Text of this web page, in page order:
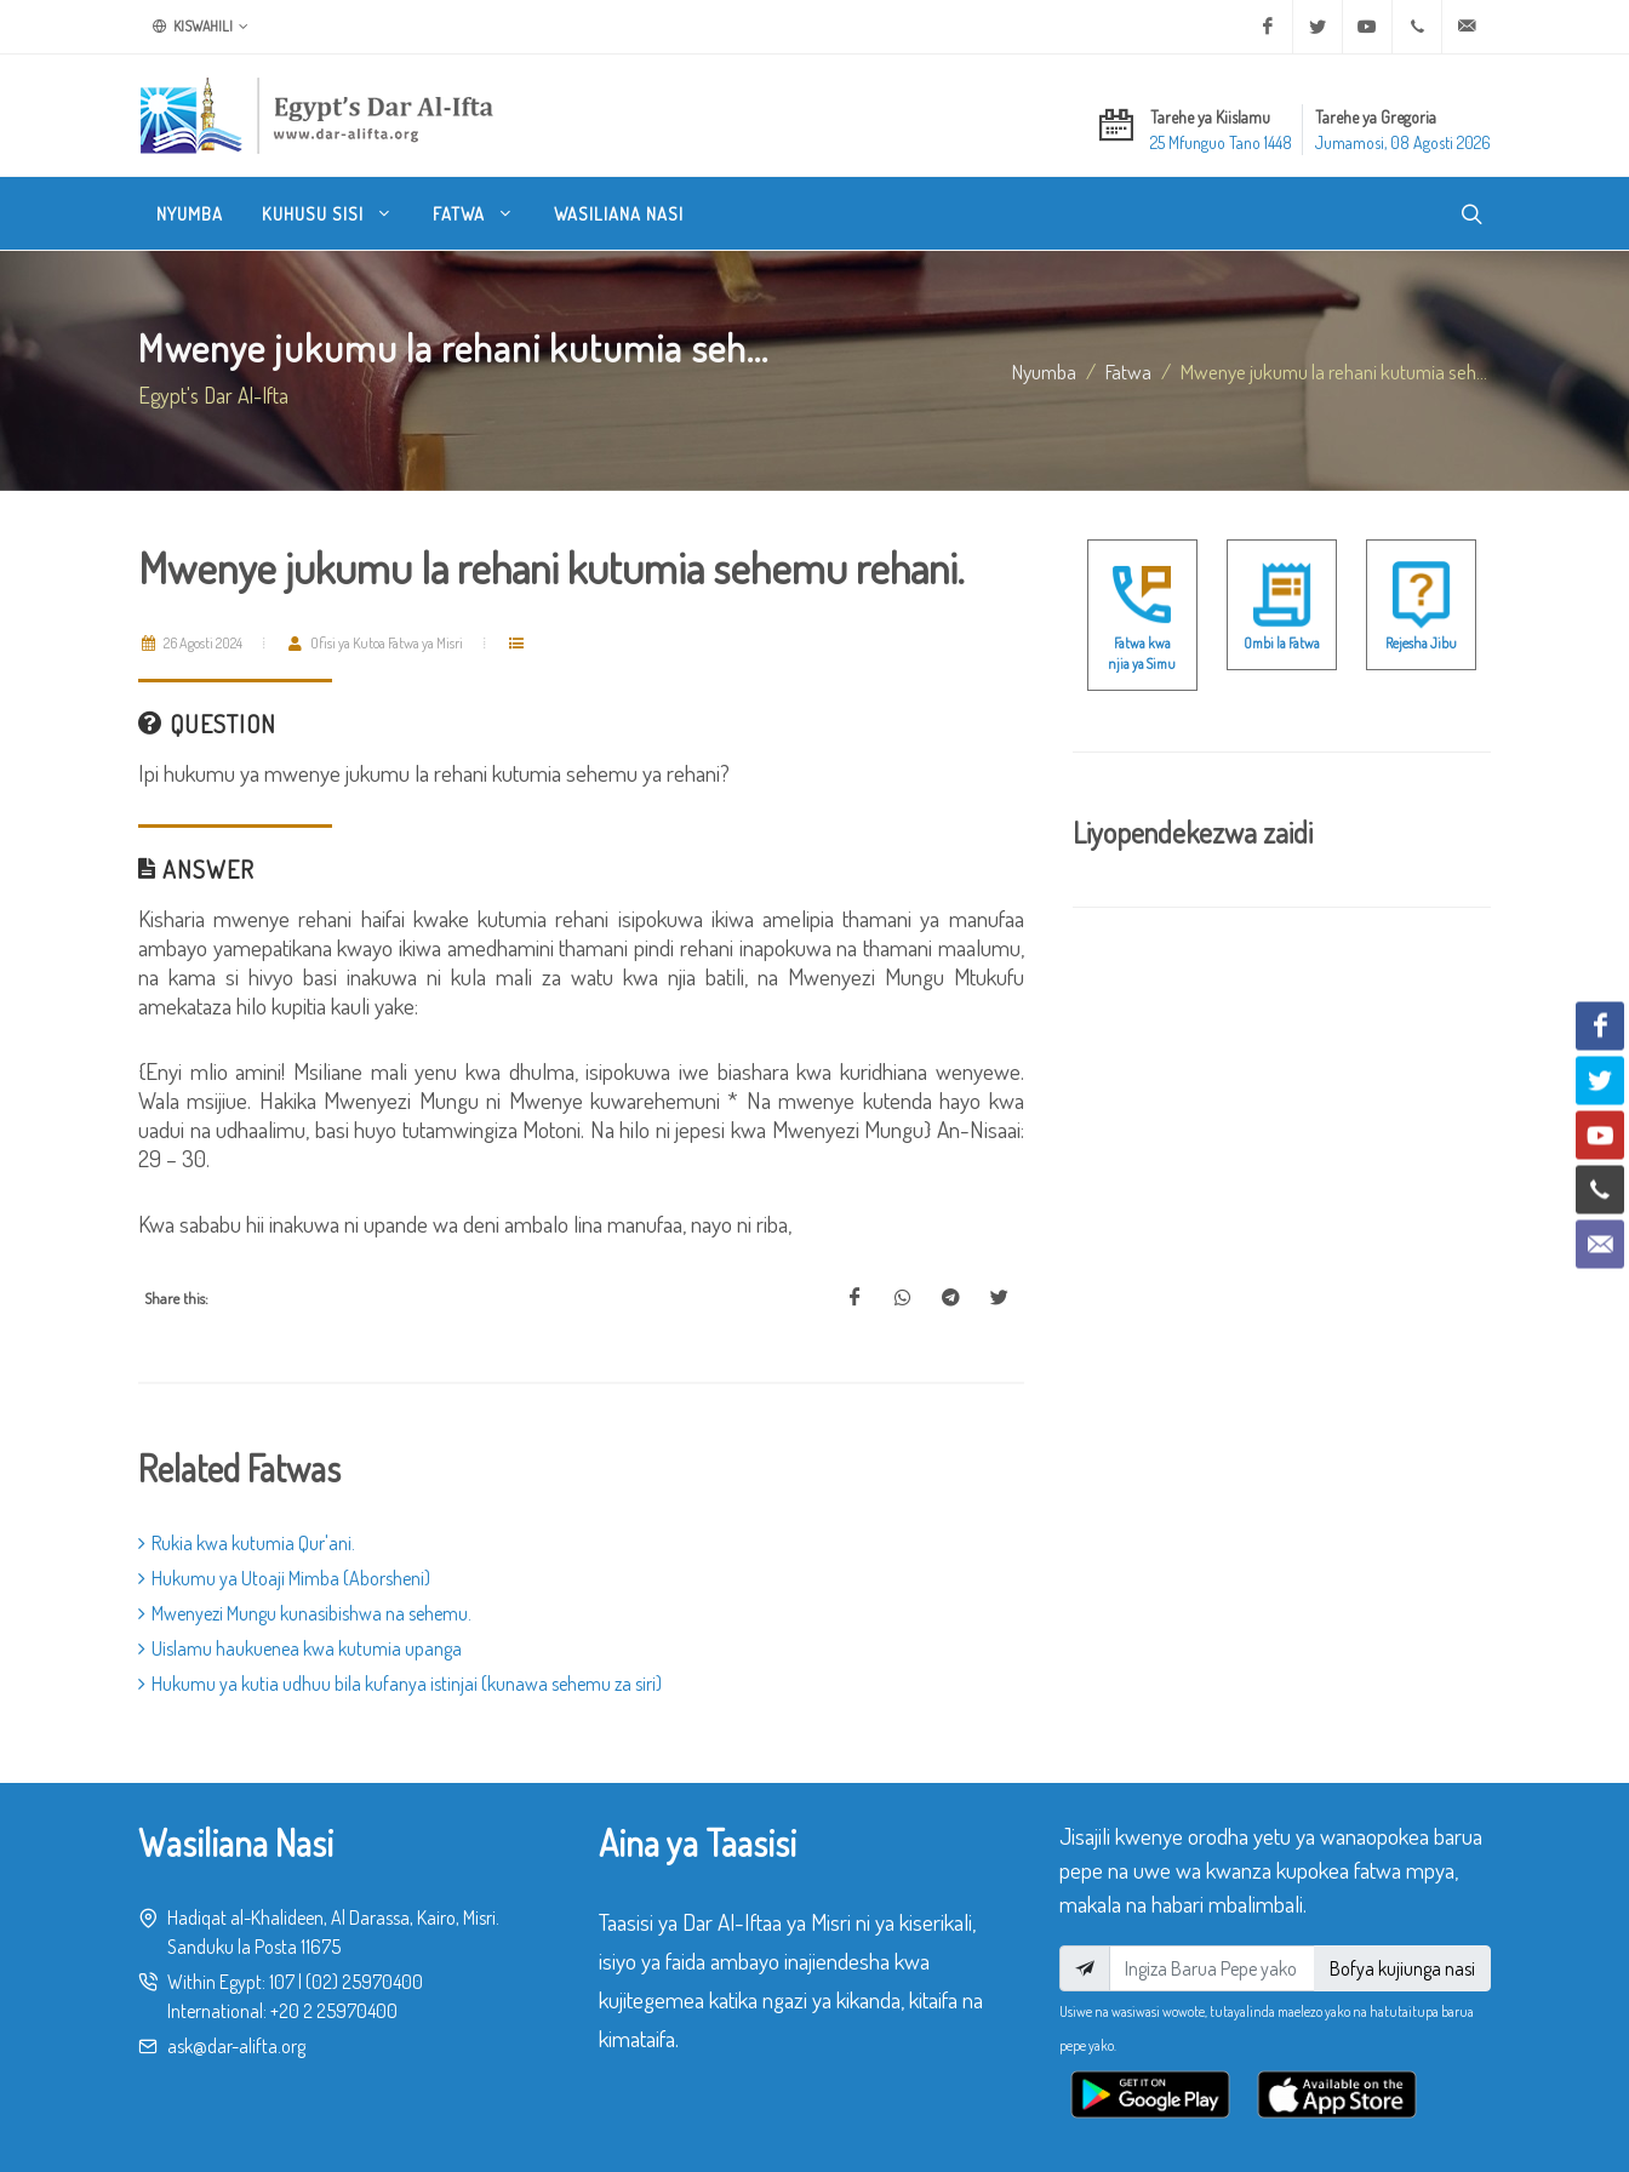
KISWAHILI Facebook Twitter Youtube +20 2 25970400
Tarehe ya Kiislamu
25 Mfunguo Tano 1448
Tarehe ya Gregoria
Jumamosi, 08 Agosti 2026
NYUMBA KUHUSU SISI FATWA WASILIANA NASI
Mwenye jukumu la rehani kutumia seh...
Egypt's Dar Al-Ifta
Nyumba Fatwa Mwenye jukumu la rehani kutumia seh...
Mwenye jukumu la rehani kutumia sehemu rehani.
26 Agosti 2024 Ofisi ya Kutoa Fatwa ya Misri
QUESTION
Ipi hukumu ya mwenye jukumu la rehani kutumia sehemu ya rehani?
ANSWER
Kisharia mwenye rehani haifai kwake kutumia rehani isipokuwa ikiwa amelipia thamani ya manufaa
ambayo yamepatikana kwayo ikiwa amedhamini thamani pindi rehani inapokuwa na thamani maalumu,
na kama si hivyo basi inakuwa ni kula mali za watu kwa njia batili, na Mwenyezi Mungu Mtukufu
amekataza hilo kupitia kauli yake:
{Enyi mlio amini! Msiliane mali yenu kwa dhulma, isipokuwa iwe biashara kwa kuridhiana wenyewe.
Wala msijiue. Hakika Mwenyezi Mungu ni Mwenye kuwarehemuni * Na mwenye kutenda hayo kwa
uadui na udhaalimu, basi huyo tutamwingiza Motoni. Na hilo ni jepesi kwa Mwenyezi Mungu} An-Nisaai:
29 – 30.
Kwa sababu hii inakuwa ni upande wa deni ambalo lina manufaa, nayo ni riba,
Share this:
Related Fatwas
Rukia kwa kutumia Qur'ani.
Hukumu ya Utoaji Mimba (Aborsheni)
Mwenyezi Mungu kunasibishwa na sehemu.
Uislamu haukuenea kwa kutumia upanga
Hukumu ya kutia udhuu bila kufanya istinjai (kunawa sehemu za siri)
Fatwa kwa
njia ya Simu
Ombi la Fatwa Rejesha Jibu
Liyopendekezwa zaidi
Wasiliana Nasi
Hadiqat al-Khalideen, Al Darassa, Kairo, Misri.
Sanduku la Posta 11675
Within Egypt: 107 (02) 25970400
International: +20 2 25970400
ask@dar-alifta.org
Aina ya Taasisi
Taasisi ya Dar Al-Iftaa ya Misri ni ya kiserikali,
isiyo ya faida ambayo inajiendesha kwa
kujitegemea katika ngazi ya kikanda, kitaifa na
kimataifa.
Jisajili kwenye orodha yetu ya wanaopokea barua
pepe na uwe wa kwanza kupokea fatwa mpya,
makala na habari mbalimbali.
Bofya kujiunga nasi
Usiwe na wasiwasi wowote, tutayalinda maelezo yako na hatutaitupa barua
pepe yako.